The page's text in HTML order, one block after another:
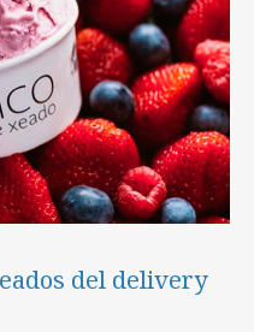
del delivery